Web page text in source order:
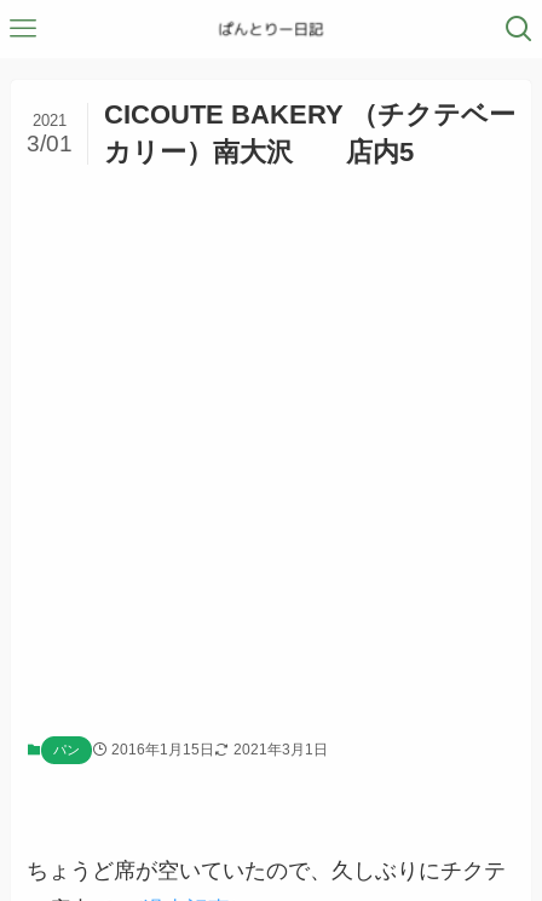
CICOUTE BAKERY （チクテベー
カリー）南大沢 店内5
2021
3/01
パン 2016年1月15日 2021年3月1日
ちょうど席が空いていたので、久しぶりにチクテ